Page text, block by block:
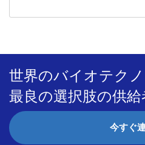
世界のバイオテク
最良の選択肢の供給
今すぐ